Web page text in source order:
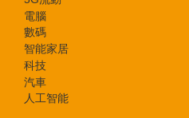
電腦
數碼
智能家居
科技
汽車
人工智能